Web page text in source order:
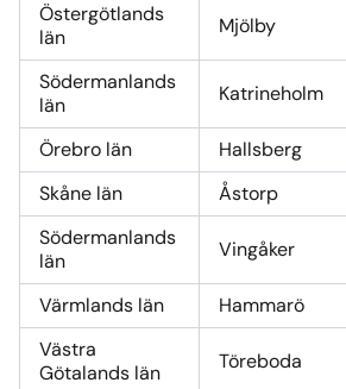
Östergötlands
län
Mjölby
Södermanlands
län
Katrineholm
Örebro län Hallsberg
Skåne län
Åstorp
Södermanlands
län
Vingåker
Värmlands län Hammarö
Västra
Götalands län
Töreboda